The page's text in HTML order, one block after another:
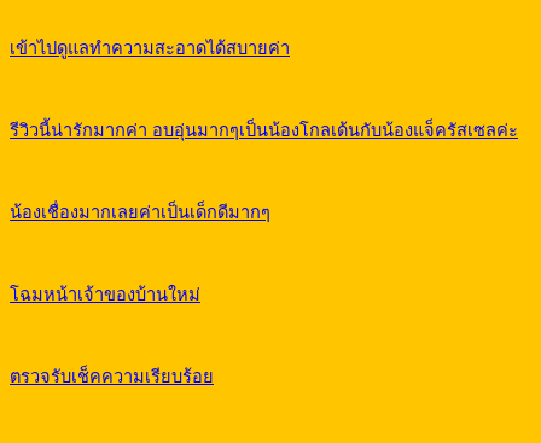
เข้าไปดูแลทำความสะอาดได้สบายค่า
รีวิวนี้น่ารักมากค่า อบอุ่นมากๆเป็นน้องโกลเด้นกับน้องแจ็ครัสเซลค่ะ
น้องเชื่องมากเลยค่าเป็นเด็กดีมากๆ
โฉมหน้าเจ้าของบ้านใหม่
ตรวจรับเช็คความเรียบร้อย